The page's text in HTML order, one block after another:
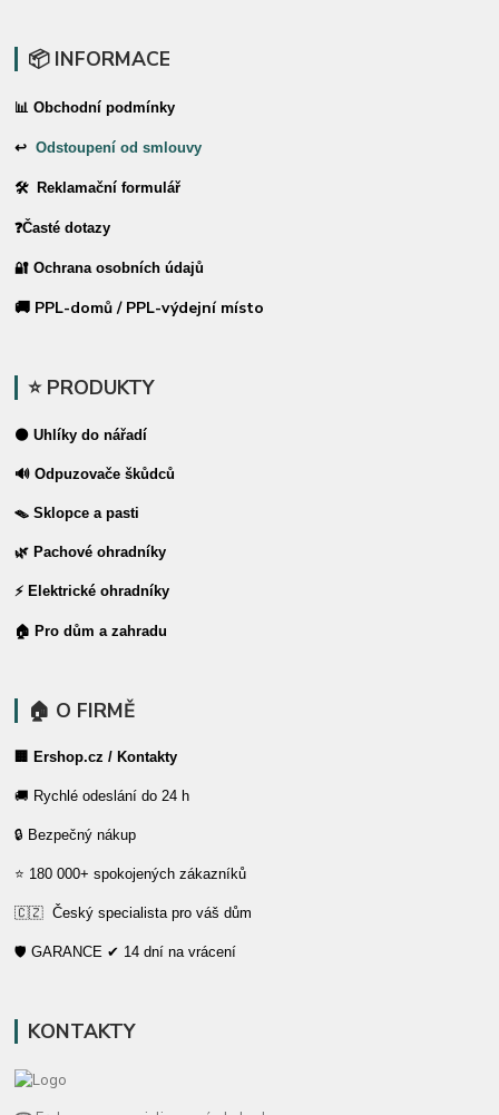
📦 INFORMACE
📊 Obchodní podmínky
↩Odstoupení od smlouvy
🛠 Reklamační formulář
❓Časté dotazy
🔐 Ochrana osobních údajů
🚚 PPL-domů / PPL-výdejní místo
⭐ PRODUKTY
⚫ Uhlíky do nářadí
🔊 Odpuzovače škůdců
🪤 Sklopce a pasti
🌿 Pachové ohradníky
⚡ Elektrické ohradníky
🏠 Pro dům a zahradu
🏠 O FIRMĚ
🏢 Ershop.cz / Kontakty
🚚 Rychlé odeslání do 24 h
🔒 Bezpečný nákup
⭐ 180 000+ spokojených zákazníků
🇨🇿 Český specialista pro váš dům
🛡️ GARANCE ✔ 14 dní na vrácení
KONTAKTY